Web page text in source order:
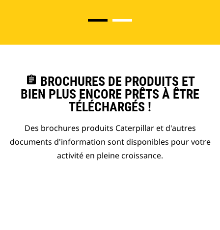
assignment BROCHURES DE PRODUITS ET
BIEN PLUS ENCORE PRÊTS À ÊTRE
TÉLÉCHARGÉS !
Des brochures produits Caterpillar et d'autres
documents d'information sont disponibles pour votre
activité en pleine croissance.